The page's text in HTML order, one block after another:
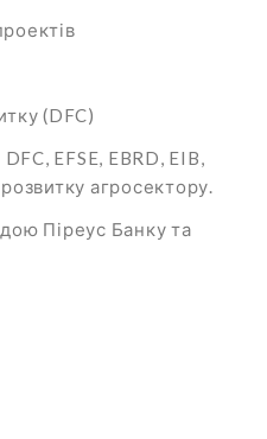
(DFC)
EFSE, EBRD, EIB,
агросектору.
Піреус Банку та